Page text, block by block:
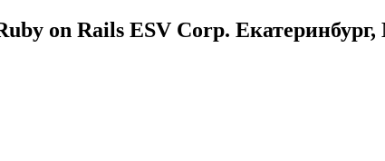
on Rails ESV Corp.